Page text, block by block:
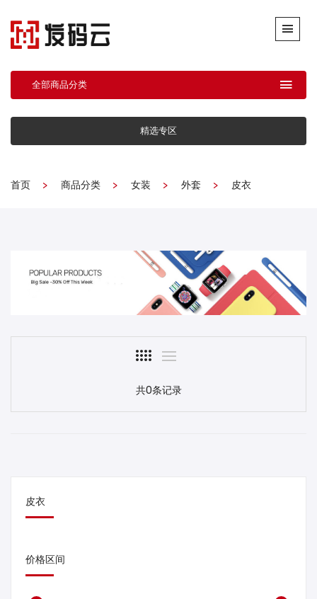
全部商品分类
精选专区
首页 商品分类 女装 外套 皮衣
共0条记录
皮衣
价格区间